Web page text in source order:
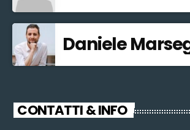
Daniele
CONTATTI & INFO